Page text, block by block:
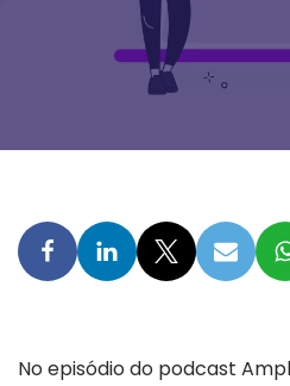
No episódio do podcast